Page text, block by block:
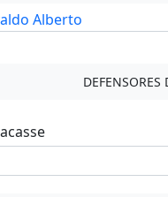
Alberto
DEFENSORES